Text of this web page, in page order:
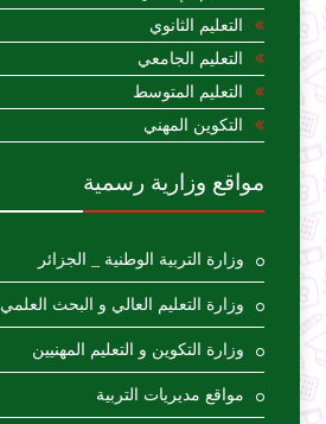
التعليم الثانوي
التعليم الجامعي
التعليم المتوسط
التكوين المهني
مواقع وزارية رسمية
وزارة التربية الوطنية _ الجزائر
وزارة التعليم العالي و البحث العلمي
وزارة التكوين و التعليم المهنيين
مواقع مديريات التربية